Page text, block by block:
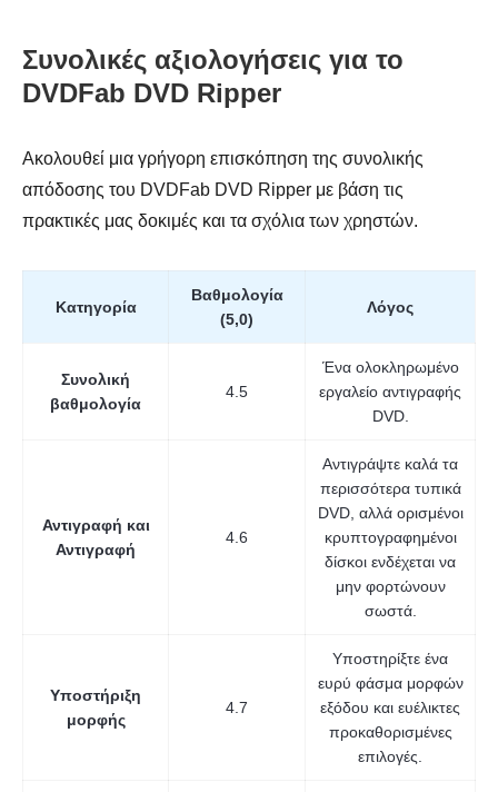
Συνολικές αξιολογήσεις για το
DVDFab DVD Ripper
Ακολουθεί μια γρήγορη επισκόπηση της συνολικής
απόδοσης του DVDFab DVD Ripper με βάση τις
πρακτικές μας δοκιμές και τα σχόλια των χρηστών.
Κατηγορία
Βαθμολογία
(5,0)
Λόγος
Συνολική
βαθμολογία
4.5
Ένα ολοκληρωμένο
εργαλείο αντιγραφής
DVD.
Αντιγραφή και
Αντιγραφή
4.6
Αντιγράψτε καλά τα
περισσότερα τυπικά
DVD, αλλά ορισμένοι
κρυπτογραφημένοι
δίσκοι ενδέχεται να
μην φορτώνουν
σωστά.
Υποστήριξη
μορφής
4.7
Υποστηρίξτε ένα
ευρύ φάσμα μορφών
εξόδου και ευέλικτες
προκαθορισμένες
επιλογές.